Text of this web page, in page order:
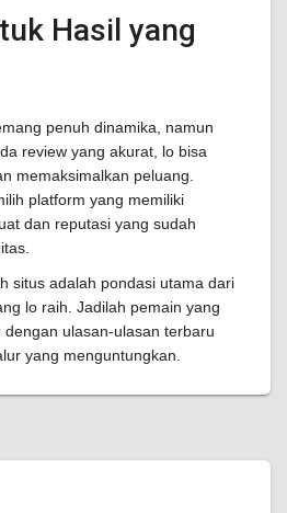
Hasil yang
penuh dinamika, namun
review yang akurat, lo bisa
memaksimalkan peluang.
platform yang memiliki
dan reputasi yang sudah
situs adalah pondasi utama dari
lo raih. Jadilah pemain yang
ulasan-ulasan terbaru
yang menguntungkan.